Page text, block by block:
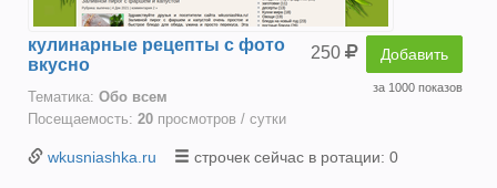
250 Добавить
за 1000 показов
кулинарные рецепты с фото
вкусно
Тематика: Oбо всем
Посещаемость: 20 просмотров / сутки
wkusniashka.ru строчек сейчас в ротации: 0